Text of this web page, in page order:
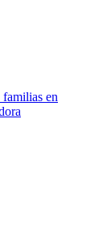
familias en